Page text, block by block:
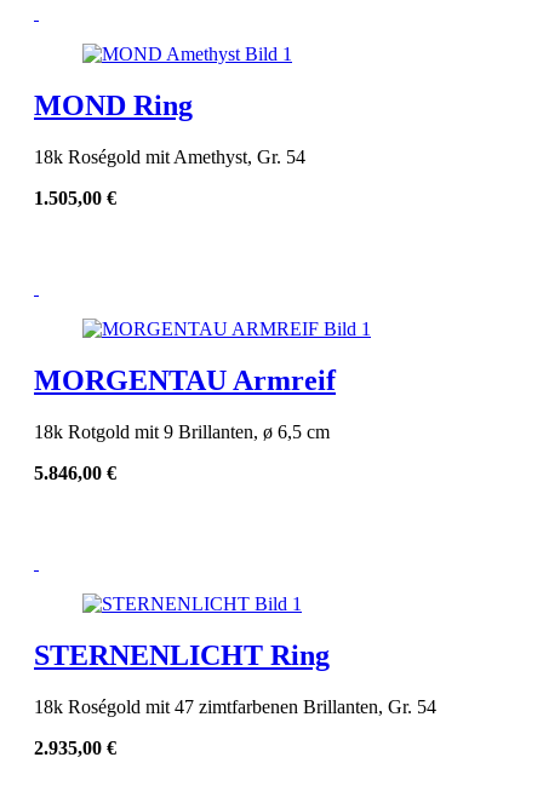
MOND Ring
18k Roségold mit Amethyst, Gr. 54
1.505,00 €
MORGENTAU Armreif
18k Rotgold mit 9 Brillanten, ø 6,5 cm
5.846,00 €
STERNENLICHT Ring
18k Roségold mit 47 zimtfarbenen Brillanten, Gr. 54
2.935,00 €